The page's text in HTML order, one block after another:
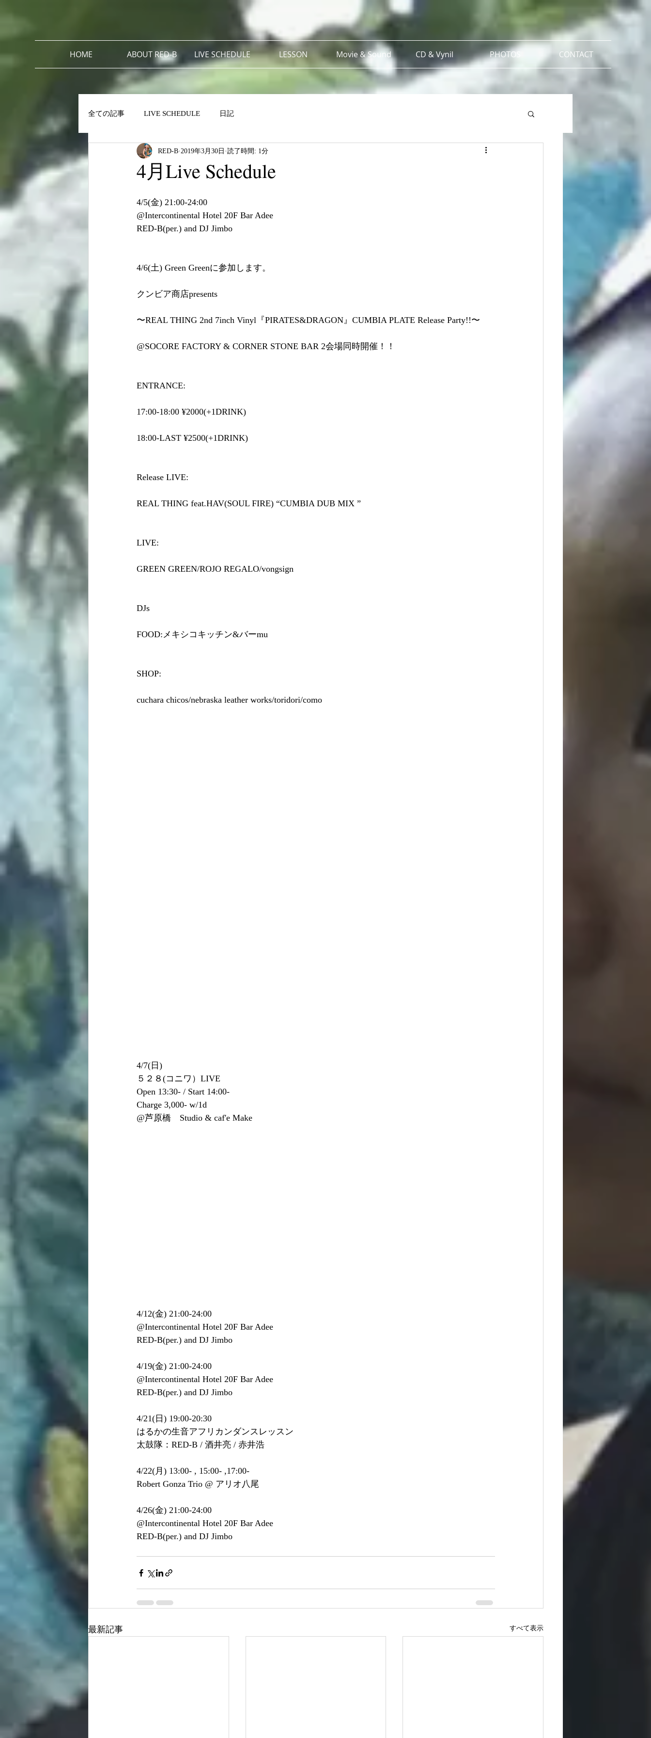
HOME ABOUT RED-B LIVE SCHEDULE LESSON Movie & Sound CD & Vynil PHOTOS CONTACT
全ての記事 LIVE SCHEDULE 日記
4月Live Schedule
RED-B 2019年3月30日 読了時間: 1分
4/5(金) 21:00-24:00
@Intercontinental Hotel 20F Bar Adee
RED-B(per.) and DJ Jimbo
4/6(土) Green Greenに参加します。
クンビア商店presents
〜REAL THING 2nd 7inch Vinyl『PIRATES&DRAGON』CUMBIA PLATE Release Party!!〜
@SOCORE FACTORY & CORNER STONE BAR 2会場同時開催！！
ENTRANCE:
17:00-18:00 ¥2000(+1DRINK)
18:00-LAST ¥2500(+1DRINK)
Release LIVE:
REAL THING feat.HAV(SOUL FIRE) “CUMBIA DUB MIX ”
LIVE:
GREEN GREEN/ROJO REGALO/vongsign
DJs
FOOD:メキシコキッチン&バーmu
SHOP:
cuchara chicos/nebraska leather works/toridori/como
4/7(日)
５２８(コニワ）LIVE
Open 13:30- / Start 14:00-
Charge 3,000- w/1d
@芦原橋　Studio & caf'e Make
4/12(金) 21:00-24:00
@Intercontinental Hotel 20F Bar Adee
RED-B(per.) and DJ Jimbo
4/19(金) 21:00-24:00
@Intercontinental Hotel 20F Bar Adee
RED-B(per.) and DJ Jimbo
4/21(日) 19:00-20:30
はるかの生音アフリカンダンスレッスン
太鼓隊：RED-B / 酒井亮 / 赤井浩
4/22(月) 13:00- , 15:00- ,17:00-
Robert Gonza Trio @ アリオ八尾
4/26(金) 21:00-24:00
@Intercontinental Hotel 20F Bar Adee
RED-B(per.) and DJ Jimbo
最新記事 すべて表示